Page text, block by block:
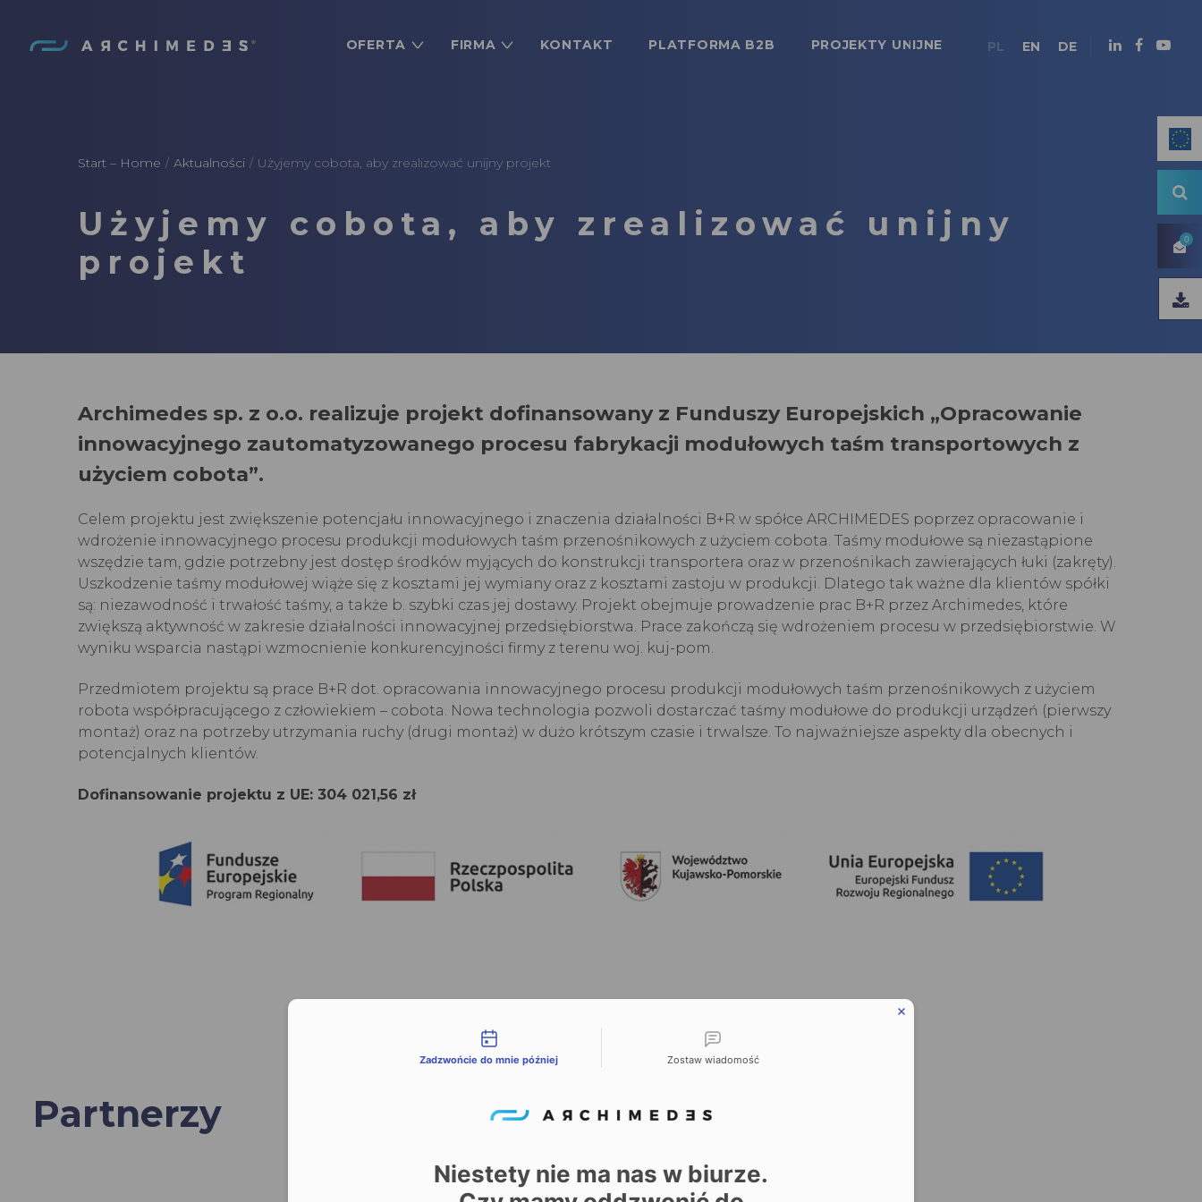
PL EN DE
0
OFERTA FIRMA KONTAKT PLATFORMA B2B PROJEKTY UNIJNE
Start – Home / Aktualności / Użyjemy cobota, aby zrealizować unijny projekt
Użyjemy cobota, aby zrealizować unijny
projekt
Archimedes sp. z o.o. realizuje projekt dofinansowany z Funduszy Europejskich „Opracowanie
innowacyjnego zautomatyzowanego procesu fabrykacji modułowych taśm transportowych z
użyciem cobota”.
Celem projektu jest zwiększenie potencjału innowacyjnego i znaczenia działalności B+R w spółce ARCHIMEDES poprzez opracowanie i
wdrożenie innowacyjnego procesu produkcji modułowych taśm przenośnikowych z użyciem cobota. Taśmy modułowe są niezastąpione
wszędzie tam, gdzie potrzebny jest dostęp środków myjących do konstrukcji transportera oraz w przenośnikach zawierających łuki (zakręty).
Uszkodzenie taśmy modułowej wiąże się z kosztami jej wymiany oraz z kosztami zastoju w produkcji. Dlatego tak ważne dla klientów spółki
są: niezawodność i trwałość taśmy, a także b. szybki czas jej dostawy. Projekt obejmuje prowadzenie prac B+R przez Archimedes, które
zwiększą aktywność w zakresie działalności innowacyjnej przedsiębiorstwa. Prace zakończą się wdrożeniem procesu w przedsiębiorstwie. W
wyniku wsparcia nastąpi wzmocnienie konkurencyjności firmy z terenu woj. kuj-pom.
Przedmiotem projektu są prace B+R dot. opracowania innowacyjnego procesu produkcji modułowych taśm przenośnikowych z użyciem
robota współpracującego z człowiekiem – cobota. Nowa technologia pozwoli dostarczać taśmy modułowe do produkcji urządzeń (pierwszy
montaż) oraz na potrzeby utrzymania ruchy (drugi montaż) w dużo krótszym czasie i trwalsze. To najważniejsze aspekty dla obecnych i
potencjalnych klientów.
Dofinansowanie projektu z UE: 304 021,56 zł
Partnerzy
Możliwości kontaktu
Zadzwońcie do mnie później Zostaw wiadomość
Niestety nie ma nas w biurze.